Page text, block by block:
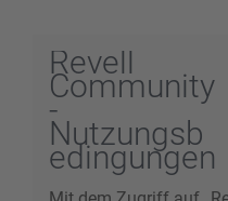
Revell
Community
-
Nutzungsb
edingungen